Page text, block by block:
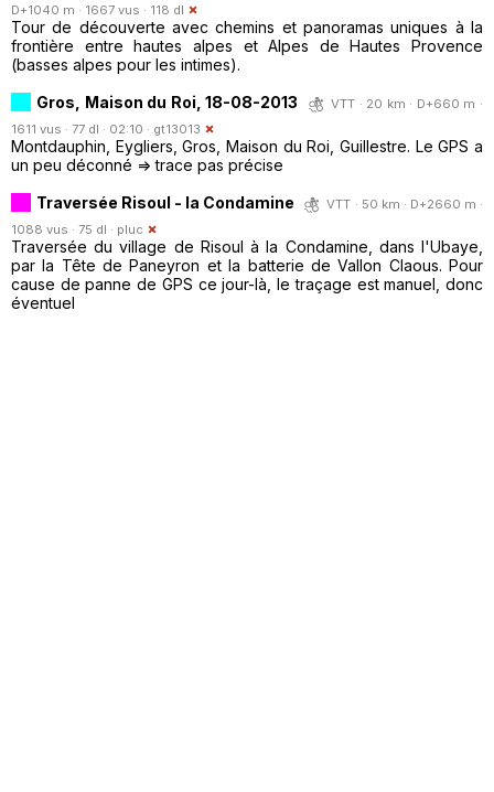
D+1040 m · 1667 vus · 118 dl
Tour de découverte avec chemins et panoramas uniques à la
frontière entre hautes alpes et Alpes de Hautes Provence
(basses alpes pour les intimes).
Gros, Maison du Roi, 18-08-2013
VTT · 20 km · D+660 m ·
1611 vus · 77 dl · 02:10 · gt13013
Montdauphin, Eygliers, Gros, Maison du Roi, Guillestre. Le GPS a
un peu déconné => trace pas précise
Traversée Risoul - la Condamine
VTT · 50 km · D+2660 m ·
1088 vus · 75 dl · pluc
Traversée du village de Risoul à la Condamine, dans l'Ubaye,
par la Tête de Paneyron et la batterie de Vallon Claous. Pour
cause de panne de GPS ce jour-là, le traçage est manuel, donc
éventuel